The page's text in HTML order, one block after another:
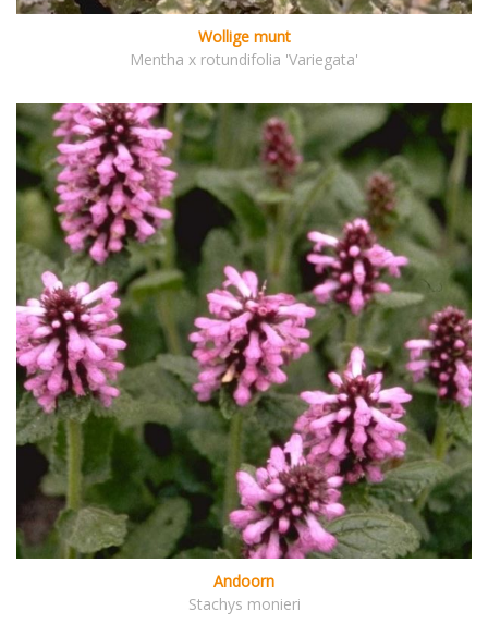
Wollige munt
Mentha x rotundifolia 'Variegata'
Andoorn
Stachys monieri